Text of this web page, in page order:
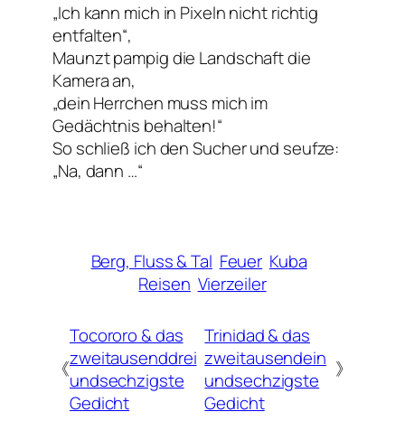
„Ich kann mich in Pixeln nicht richtig
entfalten“,
Maunzt pampig die Landschaft die
Kamera an,
„dein Herrchen muss mich im
Gedächtnis behalten!“
So schließ ich den Sucher und seufze:
„Na, dann …“
Berg, Fluss & Tal Feuer Kuba
Reisen Vierzeiler
《
Tocororo & das
zweitausenddrei
undsechzigste
Gedicht
Trinidad & das
zweitausendein
undsechzigste
Gedicht
》